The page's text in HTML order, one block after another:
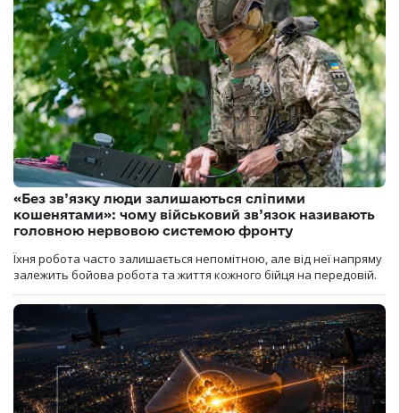
«Без зв’язку люди залишаються сліпими
кошенятами»: чому військовий зв’язок називають
головною нервовою системою фронту
Їхня робота часто залишається непомітною, але від неї напряму
залежить бойова робота та життя кожного бійця на передовій.